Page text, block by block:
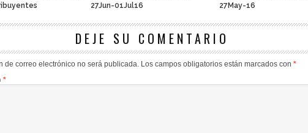
27Jun-01Jul16
27May-16
DEJE SU COMENTARIO
de correo electrónico no será publicada. Los campos obligatorios están marcados con *
*